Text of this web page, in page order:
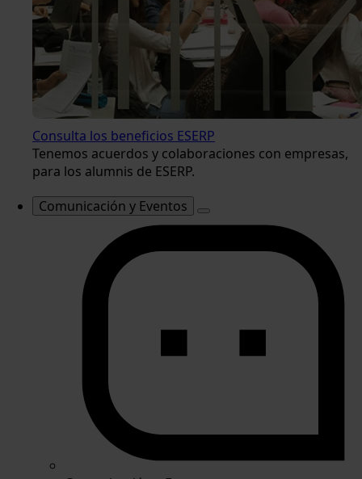
Consulta los beneficios ESERP
Tenemos acuerdos y colaboraciones con empresas,
para los alumnis de ESERP.
Comunicación y Eventos